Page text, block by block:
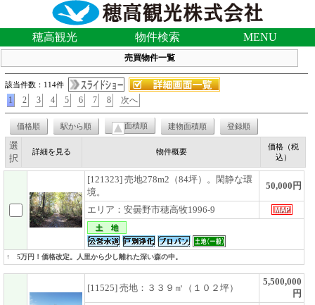
穂高観光 物件検索 MENU
売買物件一覧
該当件数：114件
1 2 3 4 5 6 7 8 次へ
価格順 駅から順 面積順 建物面積順 登録順
選
択
詳細を見る 物件概要
価格（税
込）
[121323] 売地278m2（84坪）。閑静な環
境。
50,000円
エリア：安曇野市穂高牧1996-9
↑ 5万円！価格改定。人里から少し離れた深い森の中。
[11525] 売地：３３９㎡（１０２坪）
5,500,000
円